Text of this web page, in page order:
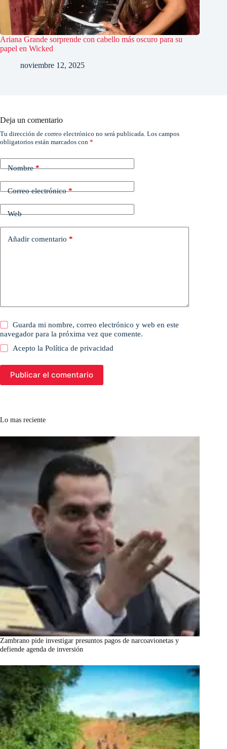
Ariana Grande sorprende con cabello más oscuro para su
papel en Wicked
noviembre 12, 2025
Deja un comentario
Tu dirección de correo electrónico no será publicada. Los campos
obligatorios están marcados con *
Nombre*
Correo electrónico*
Web
Añadir comentario *
Guarda mi nombre, correo electrónico y web en este
navegador para la próxima vez que comente.
Acepto laPolítica de privacidad
Publicar el comentario
Lo mas reciente
Zambrano pide investigar presuntos pagos de narcoavionetas y
defiende agenda de inversión